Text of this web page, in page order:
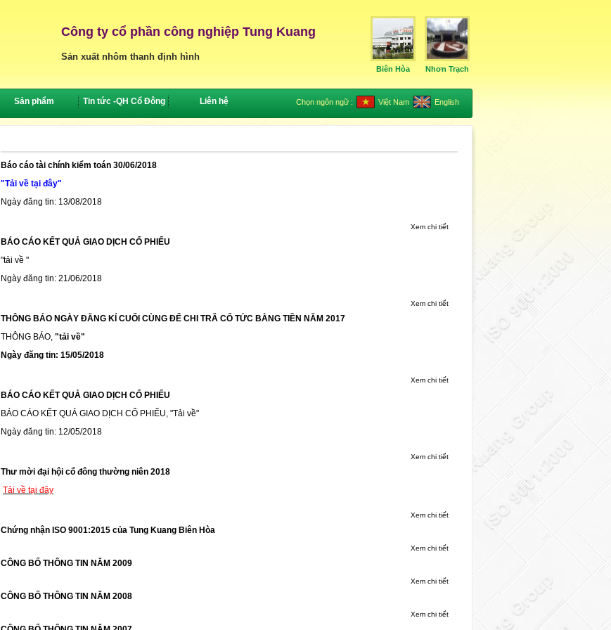
Công ty cổ phần công nghiệp Tung Kuang
Sản xuất nhôm thanh định hình
Biên Hòa Nhơn Trạch
Sản phẩm Tin tức -QH Cổ Đông Liên hệ Chọn ngôn ngữ : Việt Nam English
Báo cáo tài chính kiểm toán 30/06/2018
"Tải về tại đây"
Ngày đăng tin: 13/08/2018
Xem chi tiết
BÁO CÁO KẾT QUẢ GIAO DỊCH CỔ PHIẾU
"tải về "
Ngày đăng tin: 21/06/2018
Xem chi tiết
THÔNG BÁO NGÀY ĐĂNG KÍ CUỐI CÙNG ĐỂ CHI TRĂ CỔ TỨC BẰNG TIỀN NĂM 2017
THÔNG BÁO, "tải về"
Ngày đăng tin: 15/05/2018
Xem chi tiết
BÁO CÁO KẾT QUẢ GIAO DỊCH CỔ PHIẾU
BÁO CÁO KẾT QUẢ GIAO DỊCH CỔ PHIẾU, "Tải về"
Ngày đăng tin: 12/05/2018
Xem chi tiết
Thư mời đại hội cổ đông thường niên 2018
Tải về tại đây
Xem chi tiết
Chứng nhận ISO 9001:2015 của Tung Kuang Biên Hòa
Xem chi tiết
CÔNG BỐ THÔNG TIN NĂM 2009
Xem chi tiết
CÔNG BỐ THÔNG TIN NĂM 2008
Xem chi tiết